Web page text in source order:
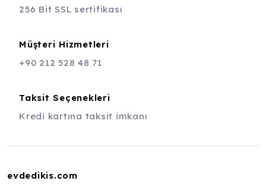
256 Bit SSL sertifikası
Müşteri Hizmetleri
+90 212 528 48 71
Taksit Seçenekleri
Kredi kartına taksit imkanı
evdedikis.com